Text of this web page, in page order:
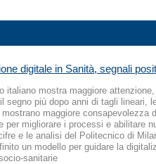
digitale in Sanità, segnali
italiano mostra maggiore
segno più dopo anni di tagli lineari,
maggiore consapevolezza
per migliorare i processi e abilitare
e le analisi del Politecnico di
un modello per guidare la
sanitarie